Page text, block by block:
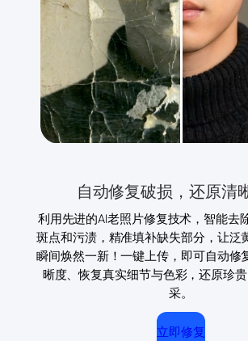
自动修复破损，还原清
利用先进的AI老照片修复技术，智能去
斑点和污渍，精准填补缺失部分，让泛
瞬间焕然一新！一键上传，即可自动修
晰度、恢复真实细节与色彩，还原珍
采。
立即修复